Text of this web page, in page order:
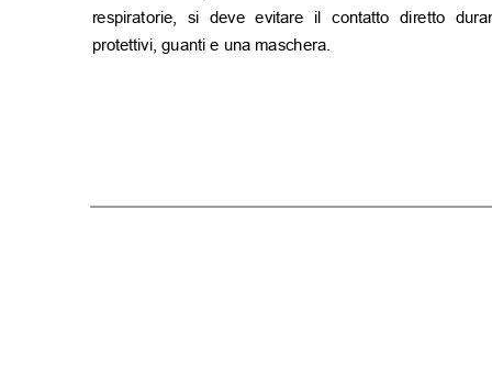
respiratorie, si deve evitare il contatto diretto
protettivi, guanti e una maschera.